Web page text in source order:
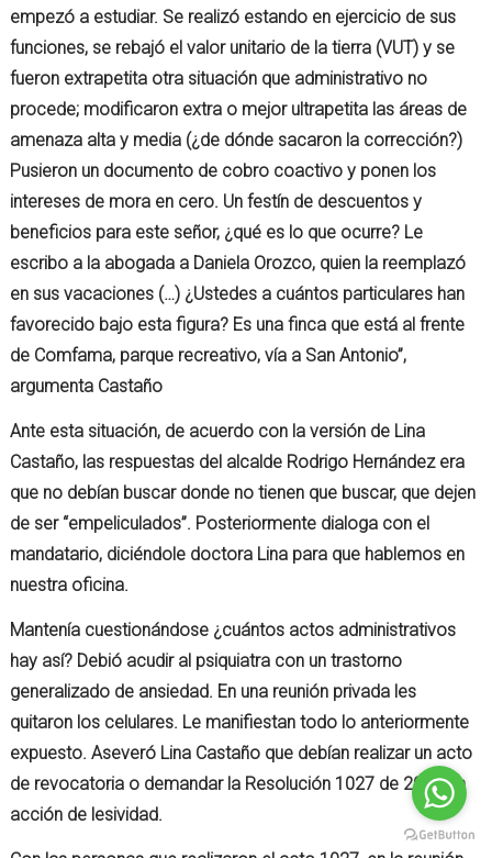
empezó a estudiar. Se realizó estando en ejercicio de sus
funciones, se rebajó el valor unitario de la tierra (VUT) y se
fueron extrapetita otra situación que administrativo no
procede; modificaron extra o mejor ultrapetita las áreas de
amenaza alta y media (¿de dónde sacaron la corrección?)
Pusieron un documento de cobro coactivo y ponen los
intereses de mora en cero. Un festín de descuentos y
beneficios para este señor, ¿qué es lo que ocurre? Le
escribo a la abogada a Daniela Orozco, quien la reemplazó
en sus vacaciones (…) ¿Ustedes a cuántos particulares han
favorecido bajo esta figura? Es una finca que está al frente
de Comfama, parque recreativo, vía a San Antonio”,
argumenta Castaño
Ante esta situación, de acuerdo con la versión de Lina
Castaño, las respuestas del alcalde Rodrigo Hernández era
que no debían buscar donde no tienen que buscar, que dejen
de ser “empeliculados”. Posteriormente dialoga con el
mandatario, diciéndole doctora Lina para que hablemos en
nuestra oficina.
Mantenía cuestionándose ¿cuántos actos administrativos
hay así? Debió acudir al psiquiatra con un trastorno
generalizado de ansiedad. En una reunión privada les
quitaron los celulares. Le manifiestan todo lo anteriormente
expuesto. Aseveró Lina Castaño que debían realizar un acto
de revocatoria o demandar la Resolución 1027 de 2021 en
acción de lesividad.